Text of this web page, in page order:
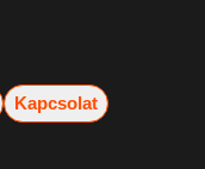
Kapcsolat